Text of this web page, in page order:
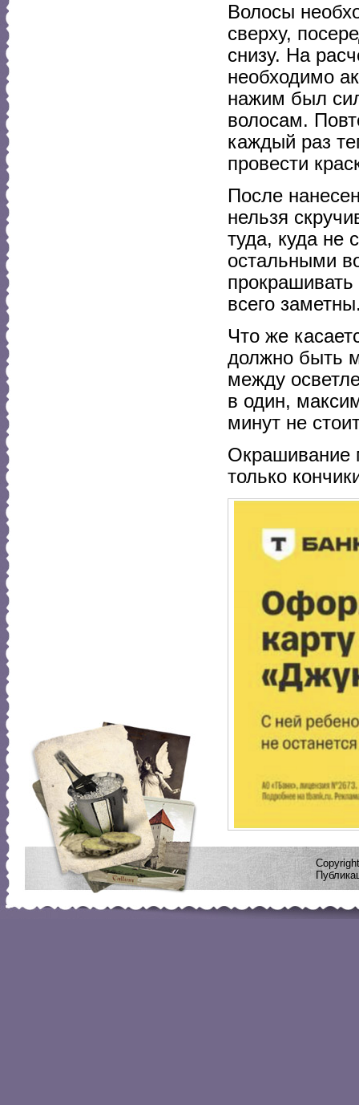
Волосы
сверху,
снизу. На
необходимо
нажим был
волосам.
каждый раз
провести
После
нельзя
туда, куда не
остальными
всего
Что же
должно быть
между
в один,
минут не
Окрашивание
только